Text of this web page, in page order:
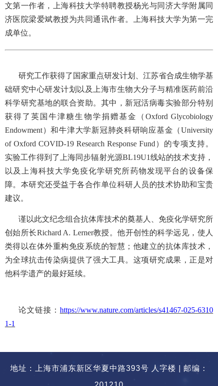
文第一作者，上海科技大学特聘教授杨光与同济大学附属同
济医院梁爱斌教授为共同通讯作者。上海科技大学为第一完
成单位。
研究工作获得了国家重点研发计划、江苏省合成生物学基
础研究中心研发计划以及上海市生物大分子与精准医药前沿
科学研究基地的联合资助。其中，新冠活病毒实验部分特别
获得了英国牛津糖生物学捐赠基金（Oxford Glycobiology
Endowment）和牛津大学新冠肺炎科研响应基金（University
of Oxford COVID-19 Research Response Fund）的专项支持。
实验工作得到了上海同步辐射光源BL19U1线站的技术支持，
以及上海科技大学免疫化学研究所药物发现平台的设备保
障。本研究还受益于各合作单位科研人员的技术协助和宝贵
建议。
谨以此文纪念组合抗体库技术的奠基人、免疫化学研究所
创始所长Richard A. Lerner教授。他开创性的科学远见，使人
类得以在体外重构免疫系统的智慧；他建立的抗体库技术，
为全球抗击传染病提供了强大工具。这项研究成果，正是对
他科学遗产的最好延续。
论文链接： https://www.nature.com/articles/s41467-025-6310
1-1
地址：上海市浦东新区华夏中路393号 人字楼 | 邮编：